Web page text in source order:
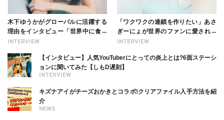
INTERVIEW
木下ゆうかがグローバルに活躍する
理由をインタビュー「世界中に食べ
る幸せを伝えたい」新事務所加入に
INTERVIEW
「ワクワクの連鎖を作りたい」あさ
ぎーにょが世界のファンに愛される
理由【インタビュー】
INTERVIEW
【インタビュー】人気YouTuberにとっての炎上とは?6面ステーシ
ョンに聞いてみた【しもD遅刻】
NEWS
キズナアイがチーズおかきとコラボ!クリアファイル入手方法を紹
介